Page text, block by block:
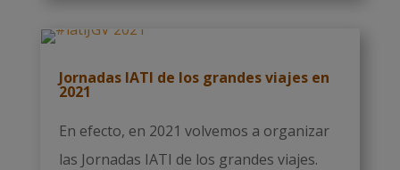
Jornadas IATI de los grandes viajes en
2021
En efecto, en 2021 volvemos a organizar
las Jornadas IATI de los grandes viajes.